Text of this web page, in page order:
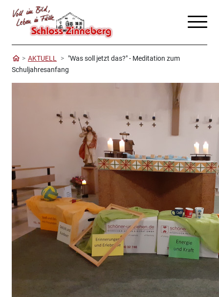
AKTUELL
"Was soll jetzt das?" - Meditation zum
Schuljahresanfang